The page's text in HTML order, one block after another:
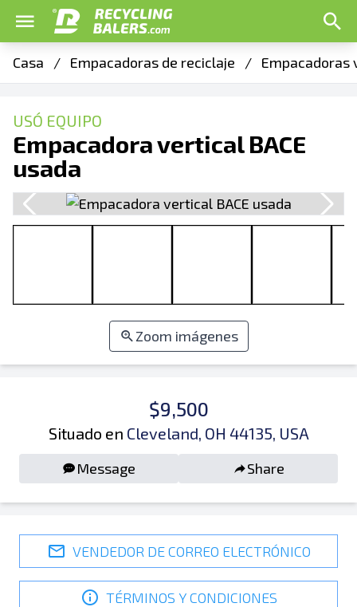
Casa / Empacadoras de reciclaje / Empacadoras
USÓ EQUIPO
Empacadora vertical BACE
usada
Zoom imágenes
$9,500
Situado en Cleveland, OH 44135, USA
Message Share
VENDEDOR DE CORREO ELECTRÓNICO
TÉRMINOS Y CONDICIONES